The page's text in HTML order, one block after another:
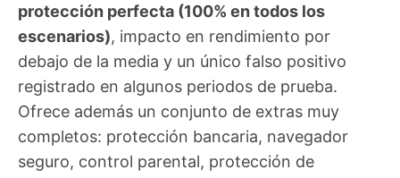
protección perfecta (100% en todos los
escenarios), impacto en rendimiento por
debajo de la media y un único falso positivo
registrado en algunos periodos de prueba.
Ofrece además un conjunto de extras muy
completos: protección bancaria, navegador
seguro, control parental, protección de